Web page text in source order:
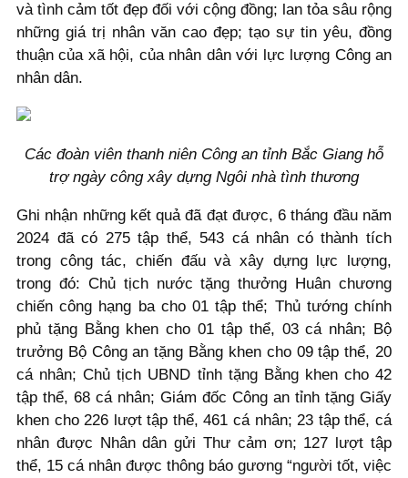
và tình cảm tốt đẹp đối với cộng đồng; lan tỏa sâu rộng
những giá trị nhân văn cao đẹp; tạo sự tin yêu, đồng
thuận của xã hội, của nhân dân với lực lượng Công an
nhân dân.
Các đoàn viên thanh niên Công an tỉnh Bắc Giang hỗ
trợ ngày công xây dựng Ngôi nhà tình thương
Ghi nhận những kết quả đã đạt được, 6 tháng đầu năm
2024 đã có 275 tập thể, 543 cá nhân có thành tích
trong công tác, chiến đấu và xây dựng lực lượng,
trong đó: Chủ tịch nước tặng thưởng Huân chương
chiến công hạng ba cho 01 tập thể; Thủ tướng chính
phủ tặng Bằng khen cho 01 tập thể, 03 cá nhân; Bộ
trưởng Bộ Công an tặng Bằng khen cho 09 tập thể, 20
cá nhân; Chủ tịch UBND tỉnh tặng Bằng khen cho 42
tập thể, 68 cá nhân; Giám đốc Công an tỉnh tặng Giấy
khen cho 226 lượt tập thể, 461 cá nhân; 23 tập thể, cá
nhân được Nhân dân gửi Thư cảm ơn; 127 lượt tập
thể, 15 cá nhân được thông báo gương “người tốt, việc